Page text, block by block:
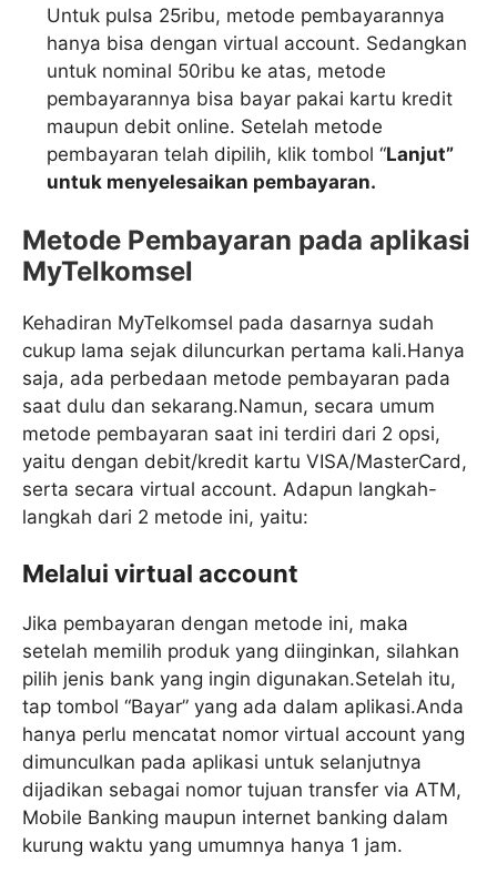
Untuk pulsa 25ribu, metode pembayarannya
hanya bisa dengan virtual account. Sedangkan
untuk nominal 50ribu ke atas, metode
pembayarannya bisa bayar pakai kartu kredit
maupun debit online. Setelah metode
pembayaran telah dipilih, klik tombol “Lanjut”
untuk menyelesaikan pembayaran.
Metode Pembayaran pada aplikasi
MyTelkomsel
Kehadiran MyTelkomsel pada dasarnya sudah
cukup lama sejak diluncurkan pertama kali.Hanya
saja, ada perbedaan metode pembayaran pada
saat dulu dan sekarang.Namun, secara umum
metode pembayaran saat ini terdiri dari 2 opsi,
yaitu dengan debit/kredit kartu VISA/MasterCard,
serta secara virtual account. Adapun langkah-
langkah dari 2 metode ini, yaitu:
Melalui virtual account
Jika pembayaran dengan metode ini, maka
setelah memilih produk yang diinginkan, silahkan
pilih jenis bank yang ingin digunakan.Setelah itu,
tap tombol “Bayar” yang ada dalam aplikasi.Anda
hanya perlu mencatat nomor virtual account yang
dimunculkan pada aplikasi untuk selanjutnya
dijadikan sebagai nomor tujuan transfer via ATM,
Mobile Banking maupun internet banking dalam
kurung waktu yang umumnya hanya 1 jam.